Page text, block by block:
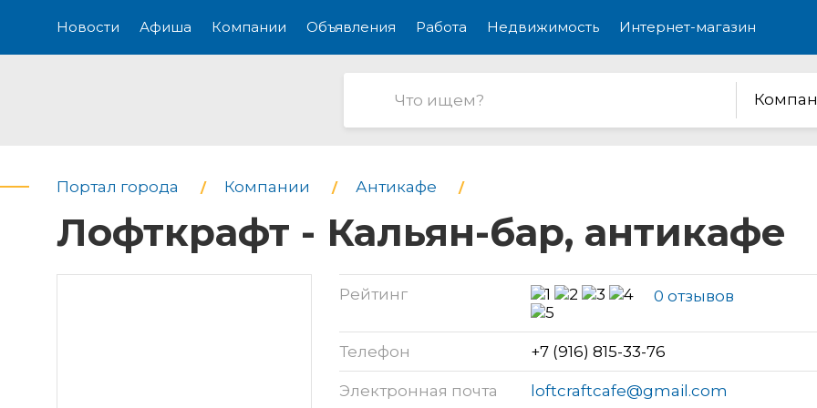
Новости Афиша Компании Объявления Работа Недвижимость Интернет-магазин
Портал города Компании Антикафе
Лофткрафт - Кальян-бар, антикафе
Рейтинг 0 отзывов
Телефон +7 (916) 815-33-76
Электронная почта loftcraftcafe@gmail.com